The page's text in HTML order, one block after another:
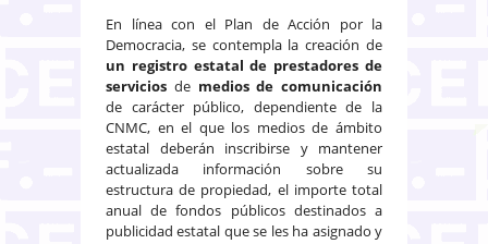
En línea con el Plan de Acción por la
Democracia, se contempla la creación de
un registro estatal de prestadores de
servicios de medios de comunicación
de carácter público, dependiente de la
CNMC, en el que los medios de ámbito
estatal deberán inscribirse y mantener
actualizada información sobre su
estructura de propiedad, el importe total
anual de fondos públicos destinados a
publicidad estatal que se les ha asignado y